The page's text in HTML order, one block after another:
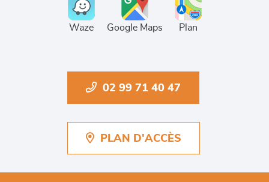
Waze Google Maps Plan
02 99 71 40 47
PLAN D'ACCÈS